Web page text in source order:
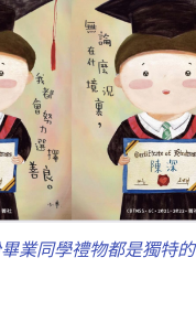
業同學禮物都是獨特的